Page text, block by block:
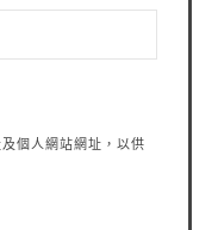
個人網站網址，以供